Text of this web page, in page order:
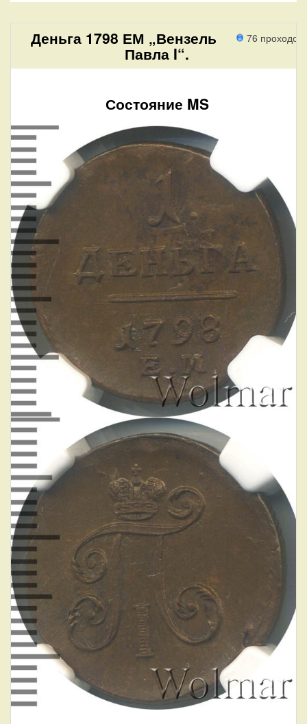
76 проходов
Деньга 1798 ЕМ „Вензель
Павла I“.
Состояние MS